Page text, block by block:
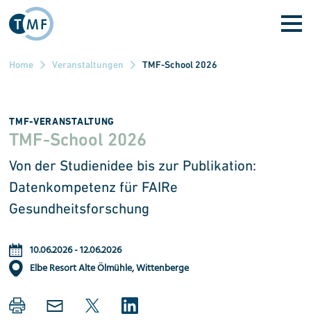
Direkt zum Inhalt
Home Veranstaltungen TMF-School 2026
TMF-VERANSTALTUNG
TMF-School 2026
Von der Studienidee bis zur Publikation:
Datenkompetenz für FAIRe
Gesundheitsforschung
10.06.2026-12.06.2026
Elbe Resort Alte Ölmühle, Wittenberge